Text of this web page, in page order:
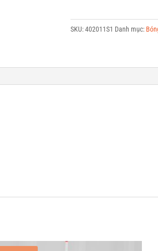
số
lượng
SKU:402011S1 Danh mục: